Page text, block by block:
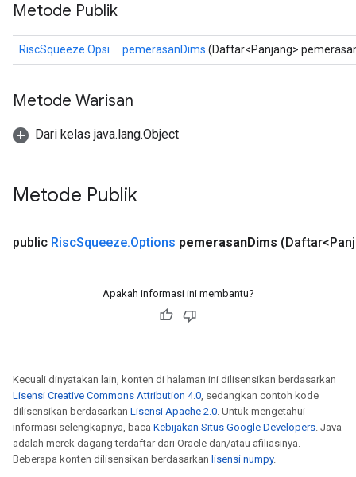
Metode Publik
RiscSqueeze.Opsi pemerasanDims (Daftar<Panjang>
Metode Warisan
Dari kelas java.lang.Object
Metode Publik
public RiscSqueeze.Options pemerasanDims
Apakah informasi ini membantu?
Kecuali dinyatakan lain, konten di halaman ini dilisensikan berdasarkan
Lisensi Creative Commons Attribution 4.0, sedangkan contoh kode
dilisensikan berdasarkan Lisensi Apache 2.0. Untuk mengetahui
informasi selengkapnya, baca Kebijakan Situs Google Developers. Java
adalah merek dagang terdaftar dari Oracle dan/atau afiliasinya.
Beberapa konten dilisensikan berdasarkan lisensi numpy.